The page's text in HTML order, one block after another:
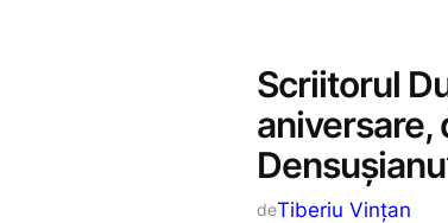
Scriitorul
aniversare,
deTiberiu Vințan